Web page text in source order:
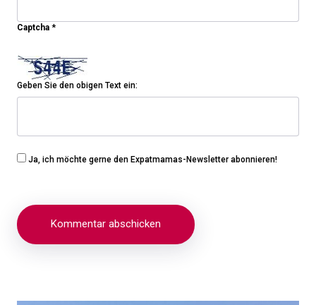
Captcha *
Geben Sie den obigen Text ein:
Ja, ich möchte gerne den Expatmamas-Newsletter abonnieren!